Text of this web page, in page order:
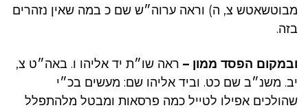
מבוטשאטש צ, ה) וראה ערוה״ש שם כ במה שאין נזהרים
בזה.
ובמקום הפסד ממון – ראה שו״ת יד אליהו ו. באה״ט צ,
יב. משנ״ב שם כט. וביד אליהו שם: מעשים בכ״י
שהולכים אפילו לטייל כמה פרסאות ומבטל מלהתפלל